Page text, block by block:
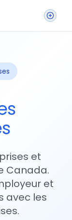
et
Canada.
et
avec les